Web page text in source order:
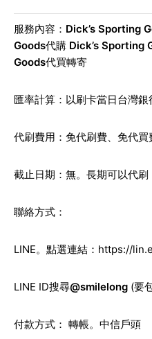
服務內容： Dick’s Sporting
Goods代購 Dick’s Sporting
Goods代買轉寄
匯率計算：以刷卡當日台灣銀
代刷費用：免代刷費、免代
截止日期：無。長期可以代刷
聯絡方式：
LINE。點選連結： https://
LINE ID搜尋@smilelong (要
付款方式： 轉帳。中信戶頭